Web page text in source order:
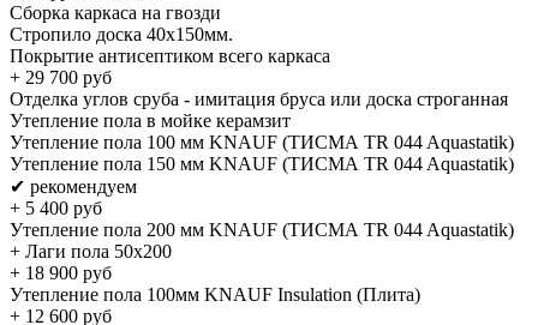
Сборка каркаса на гвозди
Стропило доска 40x150мм.
Покрытие антисептиком всего каркаса
+ 29 700 руб
Отделка углов сруба - имитация бруса или доска строганная
Утепление пола в мойке керамзит
Утепление пола 100 мм KNAUF (ТИСМА TR 044 Aquastatik)
Утепление пола 150 мм KNAUF (ТИСМА TR 044 Aquastatik)
✔ рекомендуем
+ 5 400 руб
Утепление пола 200 мм KNAUF (ТИСМА TR 044 Aquastatik)
+ Лаги пола 50х200
+ 18 900 руб
Утепление пола 100мм KNAUF Insulation (Плита)
+ 12 600 руб